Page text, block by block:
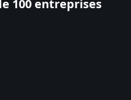
100 entreprises